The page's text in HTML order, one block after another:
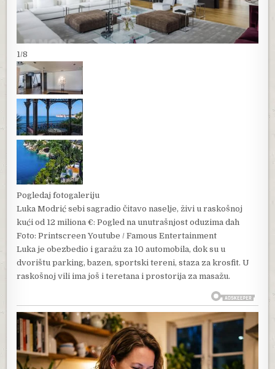
1/8
Pogledaj fotogaleriju
Luka Modrić sebi sagradio čitavo naselje, živi u raskošnoj
kući od 12 miliona €: Pogled na unutrašnjost oduzima dah
Foto: Printscreen Youtube / Famous Entertainment
Luka je obezbedio i garažu za 10 automobila, dok su u
dvorištu parking, bazen, sportski tereni, staza za krosfit. U
raskošnoj vili ima još i teretana i prostorija za masažu.